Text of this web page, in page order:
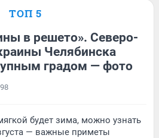
ТОП 5
в решето». Северо-
Челябинска
градом — фото
будет зима, можно узнать
— важные приметы